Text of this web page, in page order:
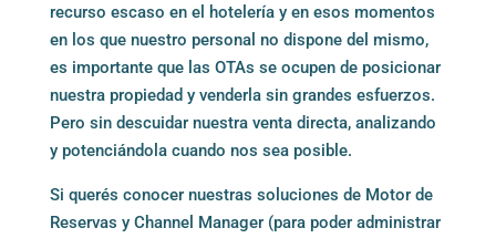
recurso escaso en el hotelería y en esos momentos
en los que nuestro personal no dispone del mismo,
es importante que las OTAs se ocupen de posicionar
nuestra propiedad y venderla sin grandes esfuerzos.
Pero sin descuidar nuestra venta directa, analizando
y potenciándola cuando nos sea posible.
Si querés conocer nuestras soluciones de Motor de
Reservas y Channel Manager (para poder administrar